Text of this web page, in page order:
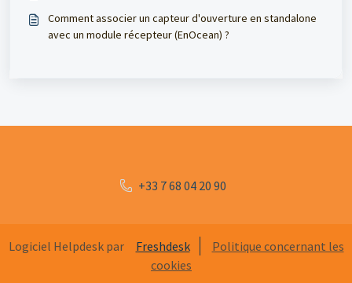
Comment associer un capteur d'ouverture en standalone
avec un module récepteur (EnOcean) ?
+33 7 68 04 20 90
Logiciel Helpdesk par Freshdesk
Politique concernant les
cookies